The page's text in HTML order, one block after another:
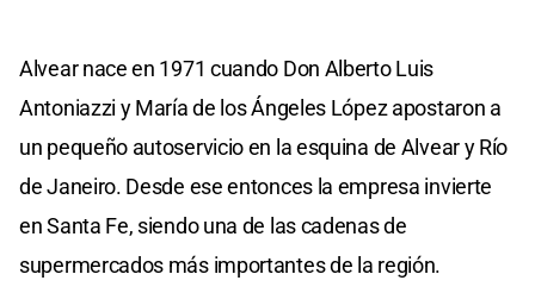
Alvear nace en 1971 cuando Don Alberto Luis
Antoniazzi y María de los Ángeles López apostaron a
un pequeño autoservicio en la esquina de Alvear y Río
de Janeiro. Desde ese entonces la empresa invierte
en Santa Fe, siendo una de las cadenas de
supermercados más importantes de la región.